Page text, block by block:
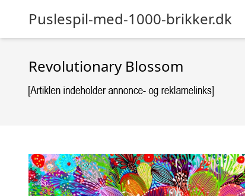
Puslespil-med-1000-brikker.dk
Revolutionary Blossom